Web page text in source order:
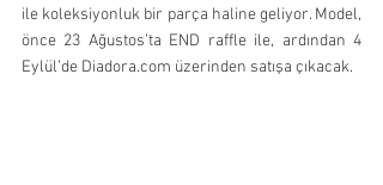
ile koleksiyonluk bir parça haline geliyor. Model,
önce 23 Ağustos’ta END raffle ile, ardından 4
Eylül’de Diadora.com üzerinden satışa çıkacak.